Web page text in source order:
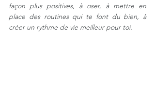
façon plus positives, à oser, à mettre en
place des routines qui te font du bien, à
créer un rythme de vie meilleur pour toi.